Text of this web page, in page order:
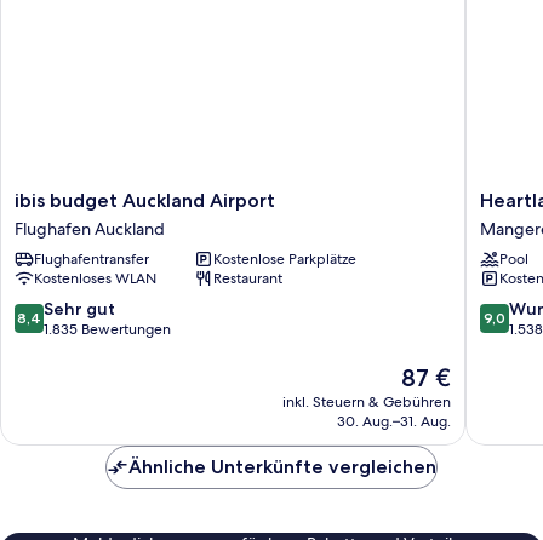
ibis
budget
Auckland
Airport
Flughafen
Auckland
ibis budget Auckland Airport
Flughafen Auckland
Flughafentransfer
Kostenlose Parkplätze
Kostenloses WLAN
Restaurant
8.4
von
Bewertungen
8,4 Sehr gut
1.835 Bewertungen
Der
Preis
beträgt
87 €
inkl. Steuern & Gebühren
30. Aug.–31. Aug.
Hotel
Airport
Pool
9.0
von
9,0
Ähnliche Unterkünfte vergleichen